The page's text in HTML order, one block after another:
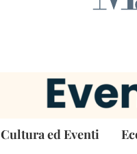
Cultura ed Eventi